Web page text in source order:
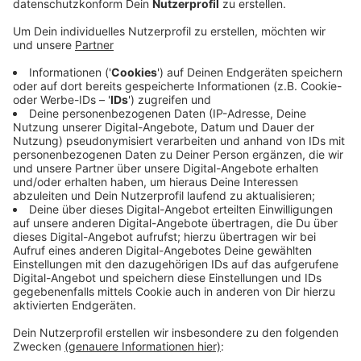
Zuletzt hatte die Nachfrage in den Impfzentren
nochmal nachgelassen. Im Krefelder Seidenweberhaus
werden aktuell rund 100 Impfungen pro Woche
vorgenommen. Bei den meisten davon handelt es sich
um die 2. Boosterimpfung für ältere Menschen und
Menschen mit Vorerkrankungen, so eine
Stadtsprecherin. Ähnlich viele Impflinge waren es auch
vergangene Woche im Impfzentrum Dülken. Künftig
sollen Corona-Impfungen nur noch in Arztpraxen und
Apotheken möglich sein.